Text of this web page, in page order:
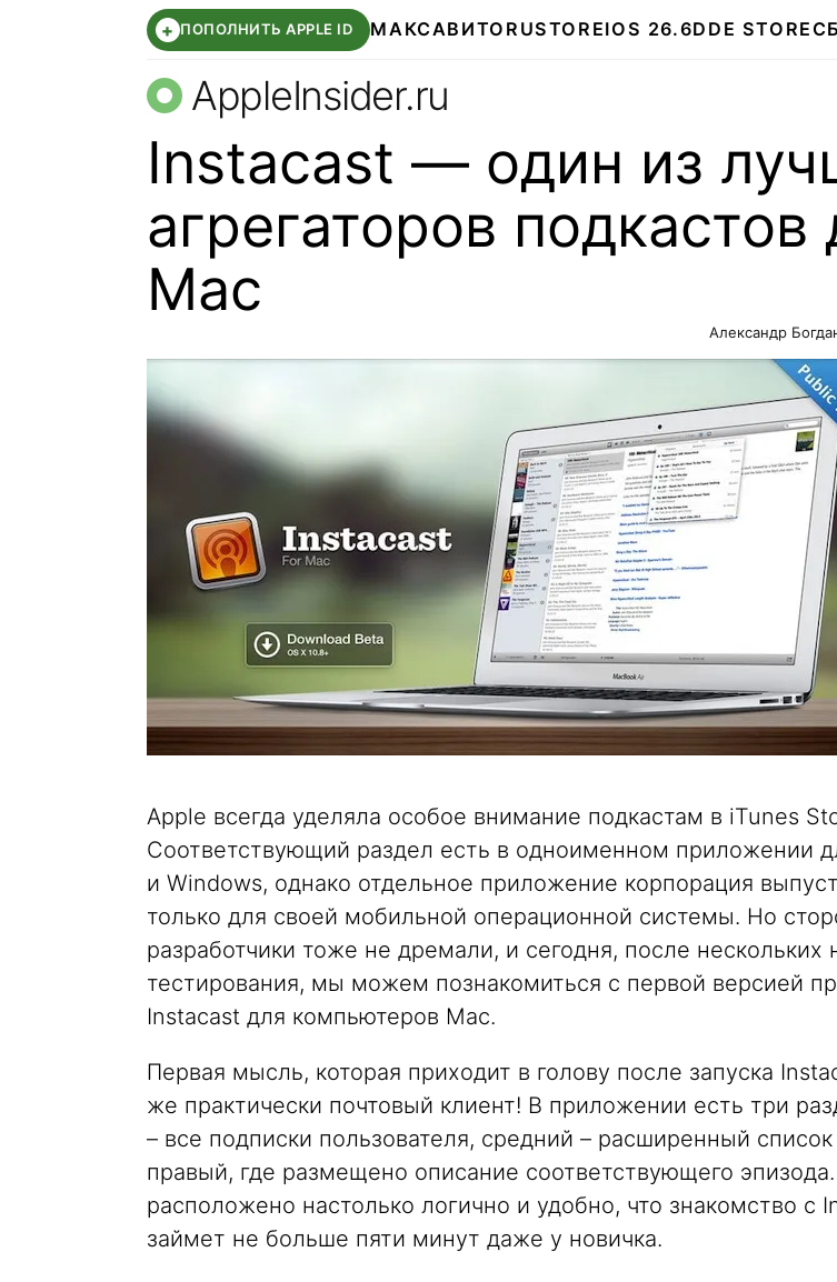
+ ПОПОЛНИТЬ APPLE ID МАКСАВИТО RUSTOREIOS 26.6DDE STORE
AppleInsider.ru
Instacast — один из
агрегаторов подкастов
Mac
Александр
Apple всегда уделяла особое внимание подкастам в iTunes
Соответствующий раздел есть в одноименном приложении
и Windows, однако отдельное приложение корпорация
только для своей мобильной операционной системы. Но
разработчики тоже не дремали, и сегодня, после нескольких
тестирования, мы можем познакомиться с первой версией
Instacast для компьютеров Mac.
Первая мысль, которая приходит в голову после запуска
же практически почтовый клиент! В приложении есть три
– все подписки пользователя, средний – расширенный список
правый, где размещено описание соответствующего
расположено настолько логично и удобно, что знакомство с
займет не больше пяти минут даже у новичка.